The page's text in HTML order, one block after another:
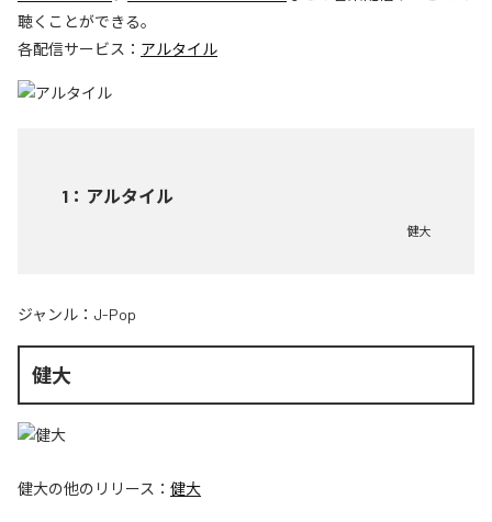
聴くことができる。
各配信サービス： アルタイル
1 ： アルタイル
健大
ジャンル： J-Pop
健大
健大の他のリリース： 健大